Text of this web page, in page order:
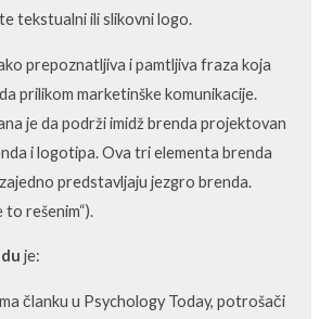
tekstualni ili slikovni logo.
prepoznatljiva i pamtljiva fraza koja
prilikom marketinške komunikacije.
je da podrži imidž brenda projektovan
i logotipa. Ova tri elementa brenda
predstavljaju jezgro brenda.
to rešenim“).
je:
članku u Psychology Today, potrošači